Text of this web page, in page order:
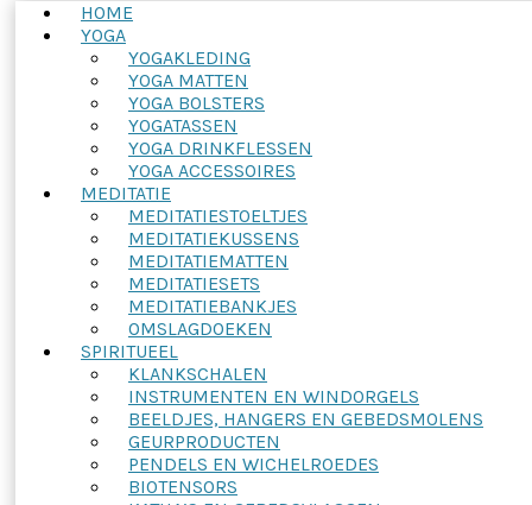
HOME
YOGA
YOGAKLEDING
YOGA MATTEN
YOGA BOLSTERS
YOGATASSEN
YOGA DRINKFLESSEN
YOGA ACCESSOIRES
MEDITATIE
MEDITATIESTOELTJES
MEDITATIEKUSSENS
MEDITATIEMATTEN
MEDITATIESETS
MEDITATIEBANKJES
OMSLAGDOEKEN
SPIRITUEEL
KLANKSCHALEN
INSTRUMENTEN EN WINDORGELS
BEELDJES, HANGERS EN GEBEDSMOLENS
GEURPRODUCTEN
PENDELS EN WICHELROEDES
BIOTENSORS